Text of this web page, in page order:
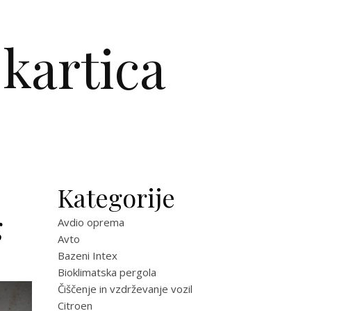
Kategorije
Avdio oprema
Avto
Bazeni Intex
Bioklimatska pergola
Čiščenje in vzdrževanje vozil
Citroen